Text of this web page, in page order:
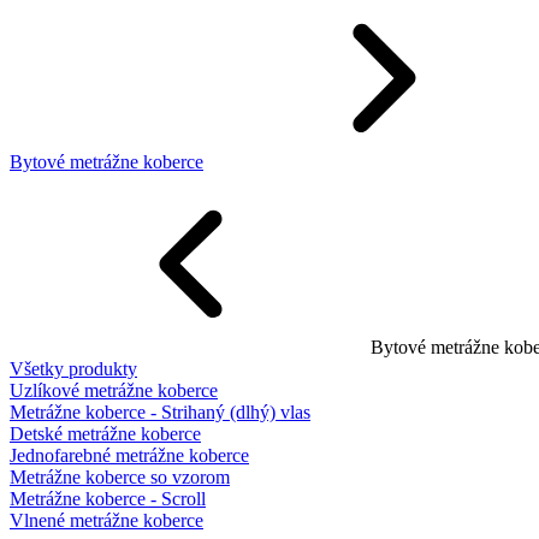
Bytové metrážne koberce
Bytové metrážne
Všetky produkty
Uzlíkové metrážne koberce
Metrážne koberce - Strihaný (dlhý) vlas
Detské metrážne koberce
Jednofarebné metrážne koberce
Metrážne koberce so vzorom
Metrážne koberce - Scroll
Vlnené metrážne koberce